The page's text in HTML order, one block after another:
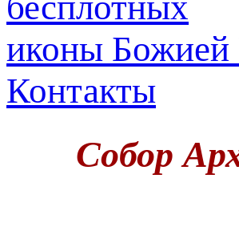
иконы Божией
Контакты
Собор